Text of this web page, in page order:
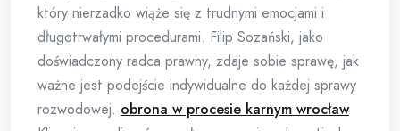
który nierzadko wiąże się z trudnymi emocjami i
długotrwałymi procedurami. Filip Sozański, jako
doświadczony radca prawny, zdaje sobie sprawę, jak
ważne jest podejście indywidualne do każdej sprawy
rozwodowej. obrona w procesie karnym wrocław